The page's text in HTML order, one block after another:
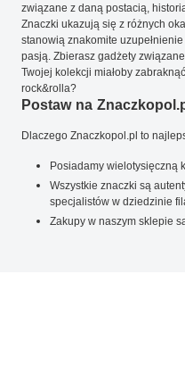
związane z daną postacią,
Znaczki ukazują się z różnych
stanowią znakomite
pasją. Zbierasz gadżety
Twojej kolekcji miałoby
rock&rolla?
Postaw na
Dlaczego Znaczkopol.pl to
Posiadamy wielotysięczną
Wszystkie znaczki są
specjalistów w dziedzinie
Zakupy w naszym sklepie